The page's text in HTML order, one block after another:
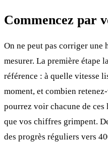
Commencez par
On ne peut pas corriger une
mesurer. La première étape
référence : à quelle vitesse
moment, et combien
pourrez voir chacune de ces
que vos chiffres grimpent.
des progrès réguliers vers